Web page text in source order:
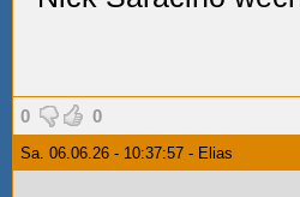
0 0
Sa. 06.06.26 - 10:37:57 - Elias